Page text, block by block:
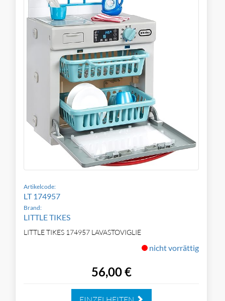
Artikelcode:
LT 174957
Brand:
LITTLE TIKES
LITTLE TIKES 174957 LAVASTOVIGLIE
nicht vorrättig
56,00 €